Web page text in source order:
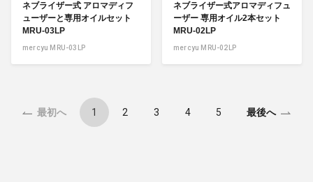
ネブライザー式 アロマディフ
ューザーと専用オイルセット
MRU-03LP
mercyu MRU-03LP
ネブライザー式アロマディフュ
ーザー 専用オイル2本セット
MRU-02LP
mercyu MRU-02LP
最初へ 1 2 3 4 5 最後へ